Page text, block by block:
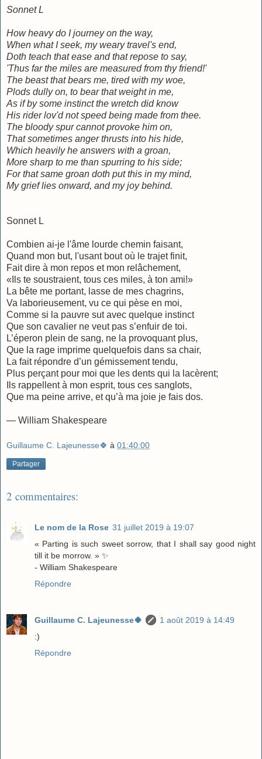
Sonnet L
How heavy do I journey on the way,
When what I seek, my weary travel's end,
Doth teach that ease and that repose to say,
'Thus far the miles are measured from thy friend!'
The beast that bears me, tired with my woe,
Plods dully on, to bear that weight in me,
As if by some instinct the wretch did know
His rider lov'd not speed being made from thee.
The bloody spur cannot provoke him on,
That sometimes anger thrusts into his hide,
Which heavily he answers with a groan,
More sharp to me than spurring to his side;
For that same groan doth put this in my mind,
My grief lies onward, and my joy behind.
Sonnet L
Combien ai-je l'âme lourde chemin faisant,
Quand mon but, l'usant bout où le trajet finit,
Fait dire à mon repos et mon relâchement,
«Ils te soustraient, tous ces miles, à ton ami!»
La bête me portant, lasse de mes chagrins,
Va laborieusement, vu ce qui pèse en moi,
Comme si la pauvre sut avec quelque instinct
Que son cavalier ne veut pas s’enfuir de toi.
L’éperon plein de sang, ne la provoquant plus,
Que la rage imprime quelquefois dans sa chair,
La fait répondre d’un gémissement tendu,
Plus perçant pour moi que les dents qui la lacèrent;
Ils rappellent à mon esprit, tous ces sanglots,
Que ma peine arrive, et qu’à ma joie je fais dos.
— William Shakespeare
Guillaume C. Lajeunesse🍀 à 01:40:00
Partager
2 commentaires:
Le nom de la Rose 31 juillet 2019 à 19:07
« Parting is such sweet sorrow, that I shall say good night
till it be morrow. » ✨
- William Shakespeare
Répondre
Guillaume C. Lajeunesse🍀
1 août 2019 à 14:49
:)
Répondre